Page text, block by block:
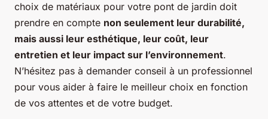
choix de matériaux pour votre pont de jardin doit
prendre en compte non seulement leur durabilité,
mais aussi leur esthétique, leur coût, leur
entretien et leur impact sur l’environnement.
N’hésitez pas à demander conseil à un professionnel
pour vous aider à faire le meilleur choix en fonction
de vos attentes et de votre budget.